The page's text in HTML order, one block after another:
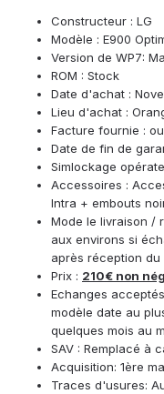
Constructeur : LG
Modèle : E900
Version de WP7:
ROM : Stock
Date d'achat :
Lieu d'achat :
Facture fournie :
Date de fin de
Simlockage
Accessoires :
Intra + embouts
Mode le livraison /
aux environs si
après réception du
Prix : 210€ non
Echanges
modèle date au
quelques mois au
SAV : Remplacé à
Acquisition: 1ère
Traces d'usures: